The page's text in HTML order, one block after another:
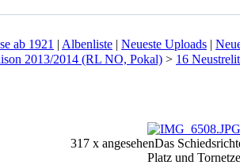
ab 1921 | Albenliste | Neueste Uploads |
2013/2014 (RL NO, Pokal) > 16
317 x angesehenDas
Platz und Tornetze